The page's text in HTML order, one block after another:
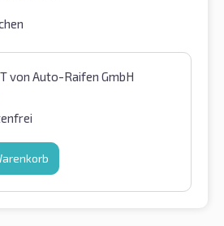
von Auto-Raifen GmbH